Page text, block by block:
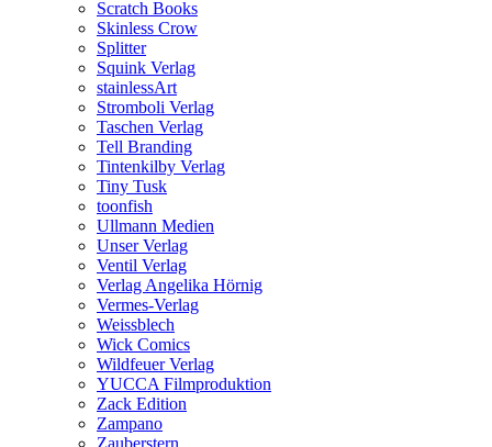
Scratch Books
Skinless Crow
Splitter
Squink Verlag
stainlessArt
Stromboli Verlag
Taschen Verlag
Tell Branding
Tintenkilby Verlag
Tiny Tusk
toonfish
Ullmann Medien
Unser Verlag
Ventil Verlag
Verlag Angelika Hörnig
Vermes-Verlag
Weissblech
Wick Comics
Wildfeuer Verlag
YUCCA Filmproduktion
Zack Edition
Zampano
Zauberstern